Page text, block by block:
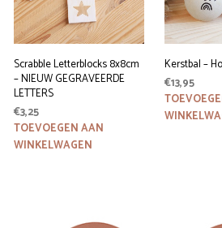
Scrabble Letterblocks 8x8cm
– NIEUW GEGRAVEERDE
LETTERS
€3,25
TOEVOEGEN AAN
WINKELWAGEN
Kerstbal –
€13,95